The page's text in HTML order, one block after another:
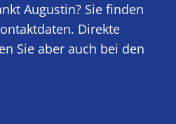
Augustin? Sie finden
Direkte
Sie aber auch bei den